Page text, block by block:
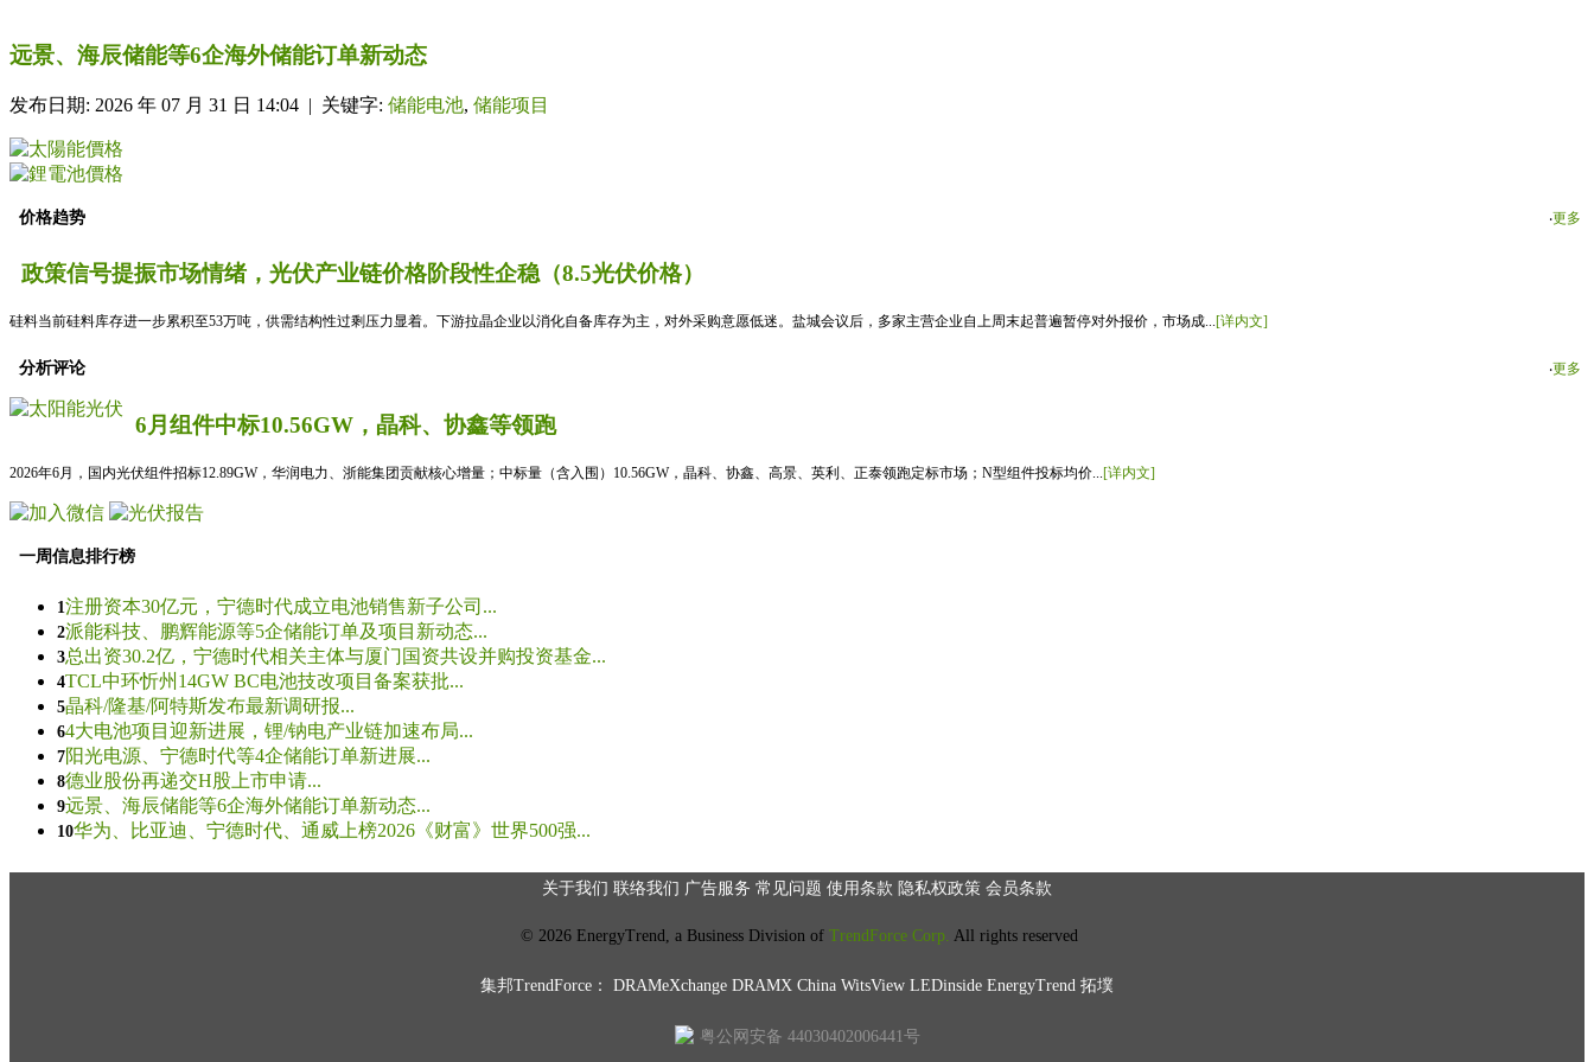
远景、海辰储能等6企海外储能订单新动态
发布日期: 2026 年 07 月 31 日 14:04 | 关键字: 储能电池, 储能项目
价格趋势 ‧更多
政策信号提振市场情绪，光伏产业链价格阶段性企稳（8.5光伏价格）
硅料当前硅料库存进一步累积至53万吨，供需结构性过剩压力显着。下游拉晶企业以消化自备库存为主，对外采购意愿低迷。盐城会议后，多家主营企业自上周末起普遍暂停对外报价，市场成...[详内文]
分析评论 ‧更多
6月组件中标10.56GW，晶科、协鑫等领跑
2026年6月，国内光伏组件招标12.89GW，华润电力、浙能集团贡献核心增量；中标量（含入围）10.56GW，晶科、协鑫、高景、英利、正泰领跑定标市场；N型组件投标均价... [详内文]
一周信息排行榜
1注册资本30亿元，宁德时代成立电池销售新子公司...
2派能科技、鹏辉能源等5企储能订单及项目新动态...
3总出资30.2亿，宁德时代相关主体与厦门国资共设并购投资基金...
4TCL中环忻州14GW BC电池技改项目备案获批...
5晶科/隆基/阿特斯发布最新调研报...
64大电池项目迎新进展，锂/钠电产业链加速布局...
7阳光电源、宁德时代等4企储能订单新进展...
8德业股份再递交H股上市申请...
9远景、海辰储能等6企海外储能订单新动态...
10华为、比亚迪、宁德时代、通威上榜2026《财富》世界500强...
关于我们 联络我们 广告服务 常见问题 使用条款 隐私权政策 会员条款
© 2026 EnergyTrend, a Business Division of TrendForce Corp. All rights reserved
集邦TrendForce： DRAMeXchange DRAMX China WitsView LEDinside EnergyTrend 拓墣
粤公网安备 44030402006441号